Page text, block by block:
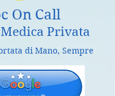
On Call
Privata
di Mano, Sempre